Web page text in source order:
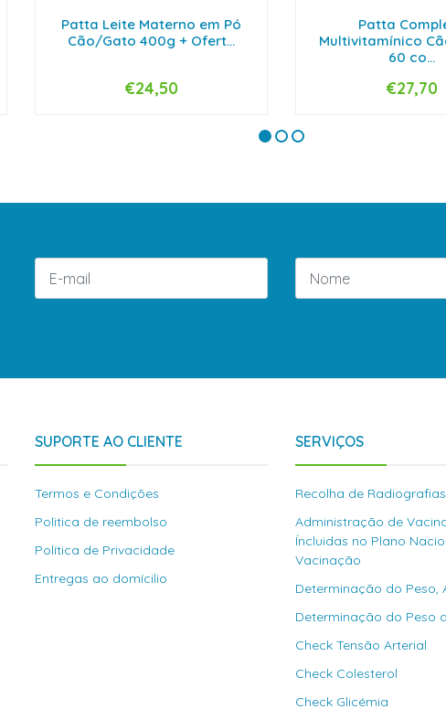
Patta Leite Materno em Pó
Cão/Gato 400g + Ofert...
+
€24,50
Patta
Multivitamínico
60 co...
+
€27,70
SUPORTE AO CLIENTE
Termos e Condições
Politica de reembolso
Política de Privacidade
Entregas ao domícilio
SERVIÇOS
Recolha de Radiografias
Administração de
Íncluidas no Plano
Vacinação
Determinação do Peso,
Determinação do Peso
Check Tensão Arterial
Check Colesterol
Check Glicémia